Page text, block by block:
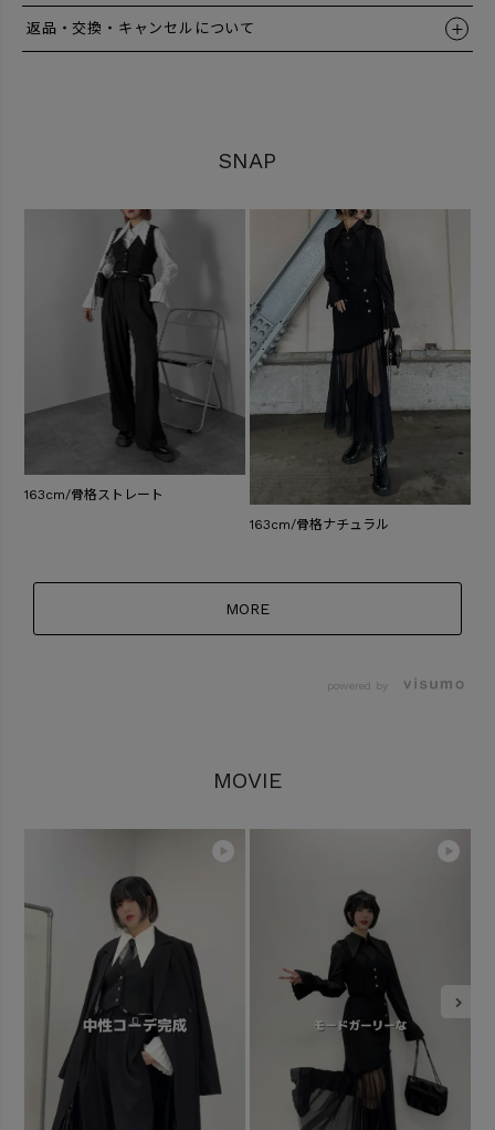
返品・交換・キャンセルについて
SNAP
163cm/骨格ストレート
163cm/骨格ナチュラル
MORE
powered by
MOVIE